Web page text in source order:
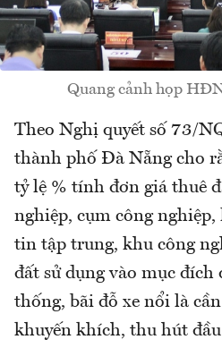
Quang cảnh họp
Theo Nghị quyết số 73/
thành phố Đà Nẵng cho
tỷ lệ % tính đơn giá thuê
nghiệp, cụm công
tin tập trung, khu công
đất sử dụng vào mục đích
thống, bãi đỗ xe nổi là
khuyến khích, thu hút